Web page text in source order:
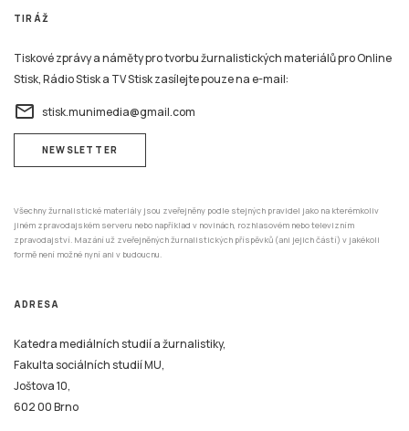
TIRÁŽ
Tiskové zprávy a náměty pro tvorbu žurnalistických materiálů pro Online
Stisk, Rádio Stisk a TV Stisk zasílejte pouze na e-mail:
email stisk.munimedia@gmail.com
NEWSLETTER
Všechny žurnalistické materiály jsou zveřejněny podle stejných pravidel jako na kterémkoliv
jiném zpravodajském serveru nebo například v novinách, rozhlasovém nebo televizním
zpravodajství. Mazání už zveřejněných žurnalistických příspěvků (ani jejich částí) v jakékoli
formě není možné nyní ani v budoucnu.
ADRESA
Katedra mediálních studií a žurnalistiky,
Fakulta sociálních studií MU,
Joštova 10,
602 00 Brno